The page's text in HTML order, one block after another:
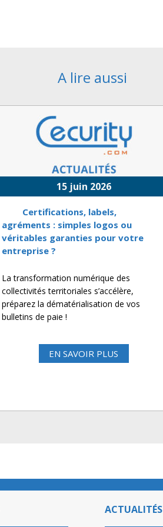
A lire aussi
15 juin 2026
Certifications, labels,
agréments : simples logos ou
véritables garanties pour votre
entreprise ?
La transformation numérique des
collectivités territoriales s’accélère,
préparez la dématérialisation de vos
bulletins de paie !
EN SAVOIR PLUS
ACTUALITÉS